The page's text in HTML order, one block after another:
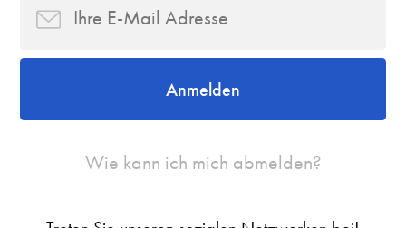
Anmelden
Wie kann ich mich abmelden?